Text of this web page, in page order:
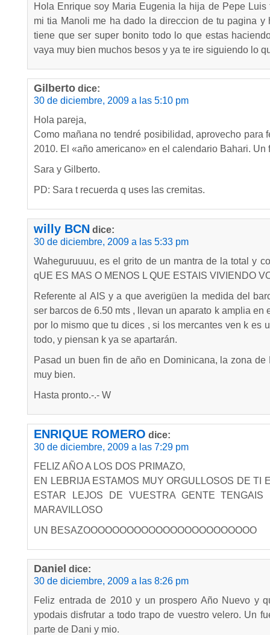
Hola Enrique soy Maria Eugenia la hija de Pepe
mi tia Manoli me ha dado la direccion de tu pagina y
tiene que ser super bonito todo lo que estas
vaya muy bien muchos besos y ya te ire siguiendo lo
Gilberto dice:
30 de diciembre, 2009 a las 5:10 pm
Hola pareja,
Como mañana no tendré posibilidad, aprovecho para
2010. El «año americano» en el calendario Bahari. Un
Sara y Gilberto.
PD: Sara t recuerda q uses las cremitas.
willy BCN dice:
30 de diciembre, 2009 a las 5:33 pm
Waheguruuuu, es el grito de un mantra de la total y
qUE ES MAS O MENOS L QUE ESTAIS VIVIENDO
Referente al AIS y a que averigüen la medida del
ser barcos de 6.50 mts , llevan un aparato k amplia en
por lo mismo que tu dices , si los mercantes ven k es
todo, y piensan k ya se apartarán.
Pasad un buen fin de año en Dominicana, la zona de
muy bien.
Hasta pronto.-.- W
ENRIQUE ROMERO dice:
30 de diciembre, 2009 a las 7:29 pm
FELIZ AÑO A LOS DOS PRIMAZO,
EN LEBRIJA ESTAMOS MUY ORGULLOSOS DE TI
ESTAR LEJOS DE VUESTRA GENTE
MARAVILLOSO
UN BESAZOOOOOOOOOOOOOOOOOOOOOOOO
Daniel dice:
30 de diciembre, 2009 a las 8:26 pm
Feliz entrada de 2010 y un prospero Año Nuevo y
ypodais disfrutar a todo trapo de vuestro velero. Un
parte de Dani y mio.